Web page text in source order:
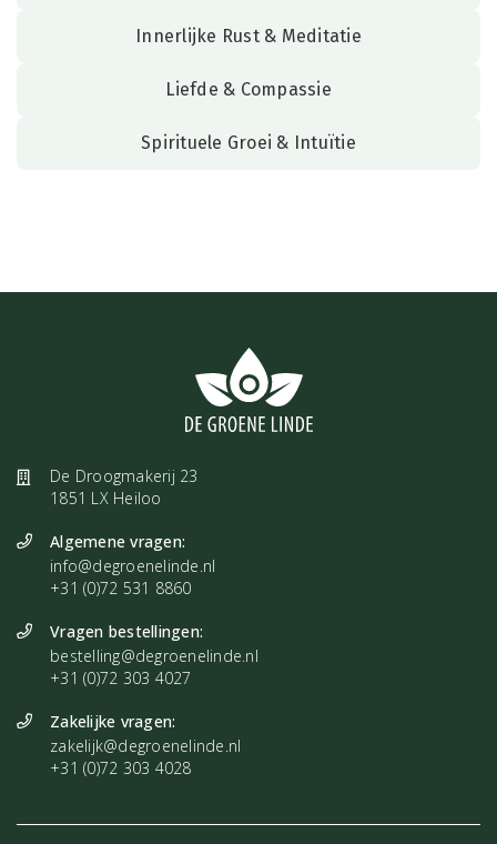
Innerlijke Rust & Meditatie
Liefde & Compassie
Spirituele Groei & Intuïtie
De Droogmakerij 23
1851 LX Heiloo
Algemene vragen:
info@degroenelinde.nl
+31 (0)72 531 8860
Vragen bestellingen:
bestelling@degroenelinde.nl
+31 (0)72 303 4027
Zakelijke vragen:
zakelijk@degroenelinde.nl
+31 (0)72 303 4028